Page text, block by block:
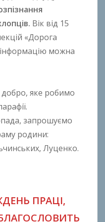
Вік від 15
«Дорога
можна
добро, яке робимо
запрошуємо
родини:
Луценко.
ПРАЦІ,